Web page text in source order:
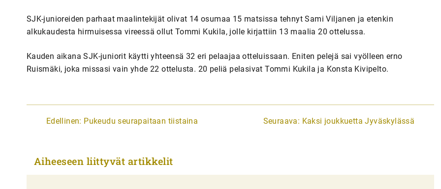
SJK-junioreiden parhaat maalintekijät olivat 14 osumaa 15 matsissa tehnyt Sami Viljanen ja etenkin
alkukaudesta hirmuisessa vireessä ollut Tommi Kukila, jolle kirjattiin 13 maalia 20 ottelussa.
Kauden aikana SJK-juniorit käytti yhteensä 32 eri pelaajaa otteluissaan. Eniten pelejä sai vyölleen erno
Ruismäki, joka missasi vain yhde 22 ottelusta. 20 peliä pelasivat Tommi Kukila ja Konsta Kivipelto.
A
i
Edellinen: Pukeudu seurapaitaan tiistaina Seuraava: Kaksi joukkuetta Jyväskylässä
Aiheeseen liittyvät artikkelit